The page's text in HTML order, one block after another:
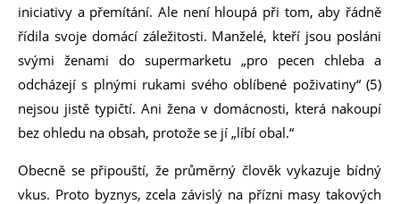
iniciativy a přemítání. Ale není hloupá při tom, aby řádně
řídila svoje domácí záležitosti. Manželé, kteří jsou posláni
svými ženami do supermarketu „pro pecen chleba a
odcházejí s plnými rukami svého oblíbené poživatiny“ (5)
nejsou jistě typičtí. Ani žena v domácnosti, která nakoupí
bez ohledu na obsah, protože se jí „líbí obal.“
Obecně se připouští, že průměrný člověk vykazuje bídný
vkus. Proto byznys, zcela závislý na přízni masy takových